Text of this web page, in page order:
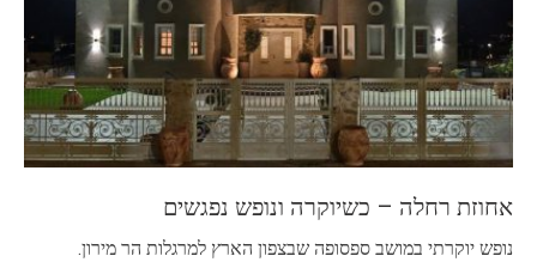
אחוזת רחלה – כשיוקרה ונופש נפגשים
נופש יוקרתי במושב ספסופה שבצפון הארץ למרגלות הר מירון.